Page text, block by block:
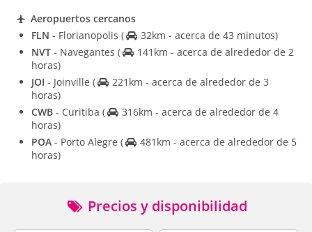
Aeropuertos cercanos
FLN - Florianopolis (
32km - acerca de 43 minutos)
NVT - Navegantes (
141km - acerca de alrededor de 2
horas)
JOI - Joinville (
221km - acerca de alrededor de 3
horas)
CWB - Curitiba (
316km - acerca de alrededor de 4
horas)
POA - Porto Alegre (
481km - acerca de alrededor de 5
horas)
Precios y disponibilidad